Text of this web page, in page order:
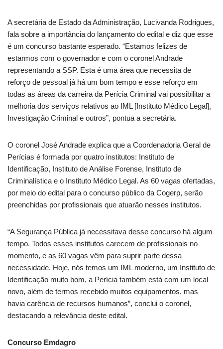
A secretária de Estado da Administração, Lucivanda Rodrigues,
fala sobre a importância do lançamento do edital e diz que esse
é um concurso bastante esperado. “Estamos felizes de
estarmos com o governador e com o coronel Andrade
representando a SSP. Esta é uma área que necessita de
reforço de pessoal já há um bom tempo e esse reforço em
todas as áreas da carreira da Perícia Criminal vai possibilitar a
melhoria dos serviços relativos ao IML [Instituto Médico Legal],
Investigação Criminal e outros”, pontua a secretária.
O coronel José Andrade explica que a Coordenadoria Geral de
Perícias é formada por quatro institutos: Instituto de
Identificação, Instituto de Análise Forense, Instituto de
Criminalística e o Instituto Médico Legal. As 60 vagas ofertadas,
por meio do edital para o concurso público da Cogerp, serão
preenchidas por profissionais que atuarão nesses institutos.
“A Segurança Pública já necessitava desse concurso há algum
tempo. Todos esses institutos carecem de profissionais no
momento, e as 60 vagas vêm para suprir parte dessa
necessidade. Hoje, nós temos um IML moderno, um Instituto de
Identificação muito bom, a Perícia também está com um local
novo, além de termos recebido muitos equipamentos, mas
havia carência de recursos humanos”, conclui o coronel,
destacando a relevância deste edital.
Concurso Emdagro